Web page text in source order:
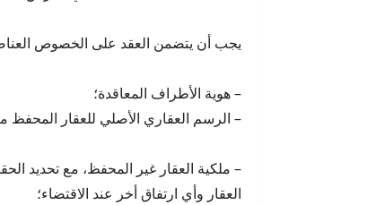
يجب أن يتضمن العقد على الخصوص
– هوية الأطراف المعاقدة؛
– الرسم العقاري الأصلي للعقار المحفظ
– ملكية العقار غير المحفظ، مع تحديد
العقار وأي ارتفاق أخر عند الاقتضاء؛